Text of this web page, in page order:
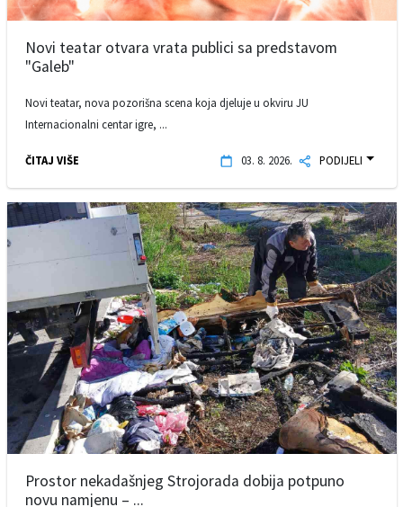
Novi teatar otvara vrata publici sa predstavom
"Galeb"
Novi teatar, nova pozorišna scena koja djeluje u okviru JU
Internacionalni centar igre, ...
ČITAJ VIŠE 03. 8. 2026. PODIJELI
Prostor nekadašnjeg Strojorada dobija potpuno
novu namjenu – ...